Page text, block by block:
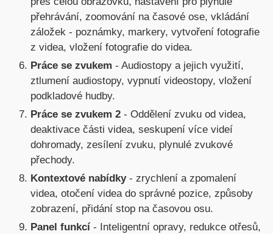
přehrávání, zoomování na časové ose, vkládání
záložek - poznámky, markery, vytvoření fotografie
z videa, vložení fotografie do videa.
Práce se zvukem - Audiostopy a jejich využití,
ztlumení audiostopy, vypnutí videostopy, vložení
podkladové hudby.
Práce se zvukem 2 - Oddělení zvuku od videa,
deaktivace části videa, seskupení více videí
dohromady, zesílení zvuku, plynulé zvukové
přechody.
Kontextové nabídky- zrychlení a zpomalení
videa, otočení videa do správné pozice, způsoby
zobrazení, přidání stop na časovou osu.
Panel funkcí - Inteligentní opravy, redukce otřesů,